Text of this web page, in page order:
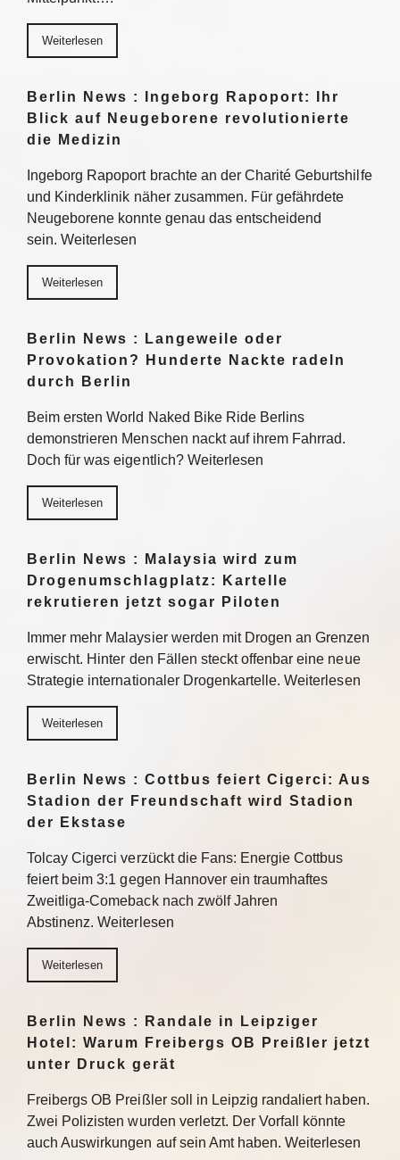
Weiterlesen
Berlin News : Ingeborg Rapoport: Ihr
Blick auf Neugeborene revolutionierte
die Medizin
Ingeborg Rapoport brachte an der Charité Geburtshilfe
und Kinderklinik näher zusammen. Für gefährdete
Neugeborene konnte genau das entscheidend
sein. Weiterlesen
Weiterlesen
Berlin News : Langeweile oder
Provokation? Hunderte Nackte radeln
durch Berlin
Beim ersten World Naked Bike Ride Berlins
demonstrieren Menschen nackt auf ihrem Fahrrad.
Doch für was eigentlich? Weiterlesen
Weiterlesen
Berlin News : Malaysia wird zum
Drogenumschlagplatz: Kartelle
rekrutieren jetzt sogar Piloten
Immer mehr Malaysier werden mit Drogen an Grenzen
erwischt. Hinter den Fällen steckt offenbar eine neue
Strategie internationaler Drogenkartelle. Weiterlesen
Weiterlesen
Berlin News : Cottbus feiert Cigerci: Aus
Stadion der Freundschaft wird Stadion
der Ekstase
Tolcay Cigerci verzückt die Fans: Energie Cottbus
feiert beim 3:1 gegen Hannover ein traumhaftes
Zweitliga-Comeback nach zwölf Jahren
Abstinenz. Weiterlesen
Weiterlesen
Berlin News : Randale in Leipziger
Hotel: Warum Freibergs OB Preißler jetzt
unter Druck gerät
Freibergs OB Preißler soll in Leipzig randaliert haben.
Zwei Polizisten wurden verletzt. Der Vorfall könnte
auch Auswirkungen auf sein Amt haben. Weiterlesen